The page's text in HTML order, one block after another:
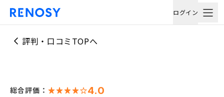
ログイン
評判・口コミTOPへ
総合評価： 4.0